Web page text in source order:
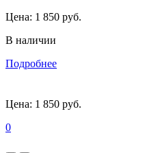
Цена: 1 850 руб.
В наличии
Подробнее
Цена: 1 850 руб.
0